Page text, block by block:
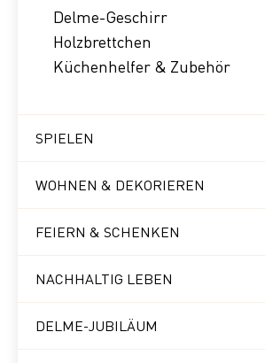
Delme-Geschirr
Holzbrettchen
Küchenhelfer & Zubehör
SPIELEN
WOHNEN & DEKORIEREN
FEIERN & SCHENKEN
NACHHALTIG LEBEN
DELME-JUBILÄUM